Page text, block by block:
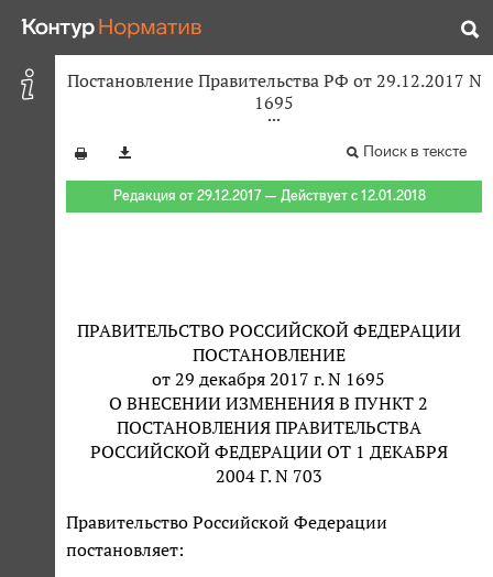
Постановление Правительства РФ от 29.12.2017 N
1695
Поиск в тексте
Редакция от 29.12.2017 — Действует с 12.01.2018
ПРАВИТЕЛЬСТВО РОССИЙСКОЙ ФЕДЕРАЦИИ
ПОСТАНОВЛЕНИЕ
от 29 декабря 2017 г. N 1695
О ВНЕСЕНИИ ИЗМЕНЕНИЯ В ПУНКТ 2
ПОСТАНОВЛЕНИЯ ПРАВИТЕЛЬСТВА
РОССИЙСКОЙ ФЕДЕРАЦИИ ОТ 1 ДЕКАБРЯ
2004 Г. N 703
Правительство Российской Федерации
постановляет: